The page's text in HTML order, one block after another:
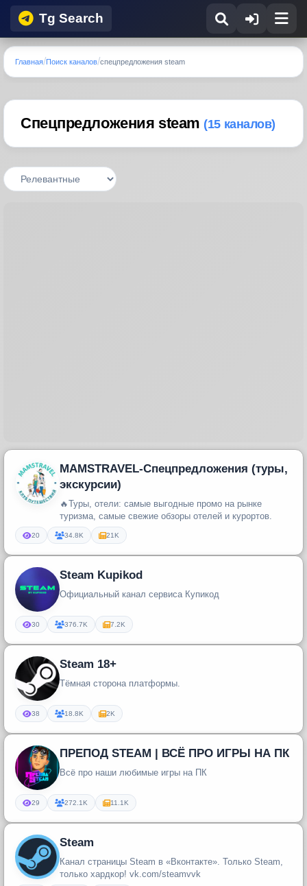
Tg Search
Главная Поиск каналов спецпредложения steam
Спецпредложения steam (15 каналов)
MAMSTRAVEL-Спецпредложения (туры,
экскурсии)
🔥Туры, отели: самые выгодные промо на рынке
туризма, самые свежие обзоры отелей и курортов.
20 34.8K 21K
Steam Kupikod
Официальный канал сервиса Купикод
30 376.7K 7.2K
Steam 18+
Тёмная сторона платформы.
38 18.8K 2K
ПРЕПОД STEAM | ВСЁ ПРО ИГРЫ НА ПК
Всё про наши любимые игры на ПК
29 272.1K 11.1K
Steam
Канал страницы Steam в «Вконтакте». Только Steam,
только хардкор! vk.com/steamvvk